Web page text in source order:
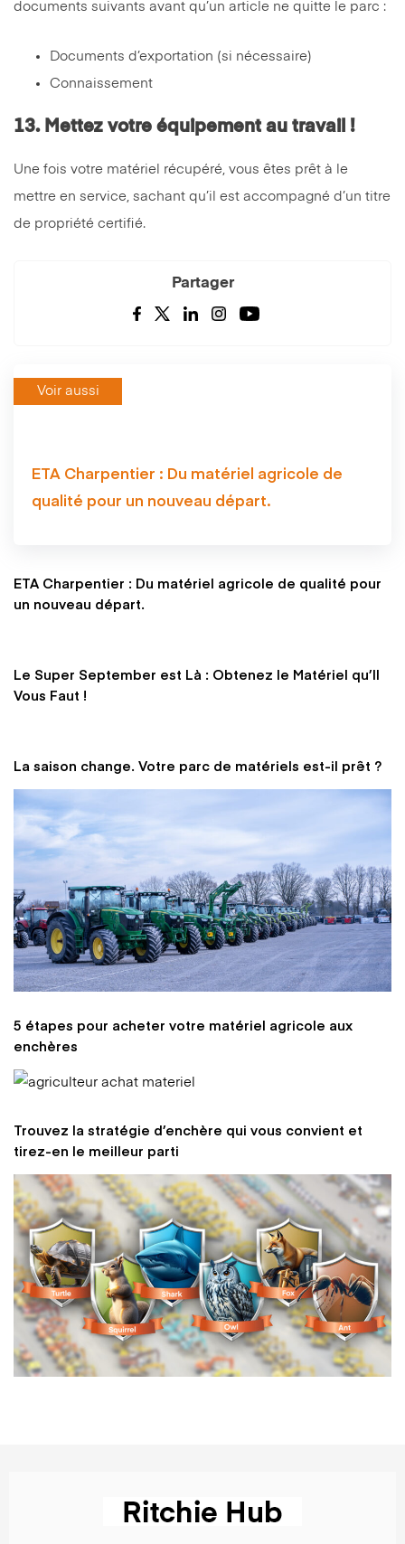
documents suivants avant qu’un article ne quitte le parc :
Documents d’exportation (si nécessaire)
Connaissement
13. Mettez votre équipement au travail !
Une fois votre matériel récupéré, vous êtes prêt à le
mettre en service, sachant qu’il est accompagné d’un titre
de propriété certifié.
Partager
Voir aussi
ETA Charpentier : Du matériel agricole de
qualité pour un nouveau départ.
ETA Charpentier : Du matériel agricole de qualité pour
un nouveau départ.
Le Super September est Là : Obtenez le Matériel qu’Il
Vous Faut !
La saison change. Votre parc de matériels est-il prêt ?
5 étapes pour acheter votre matériel agricole aux
enchères
Trouvez la stratégie d’enchère qui vous convient et
tirez-en le meilleur parti